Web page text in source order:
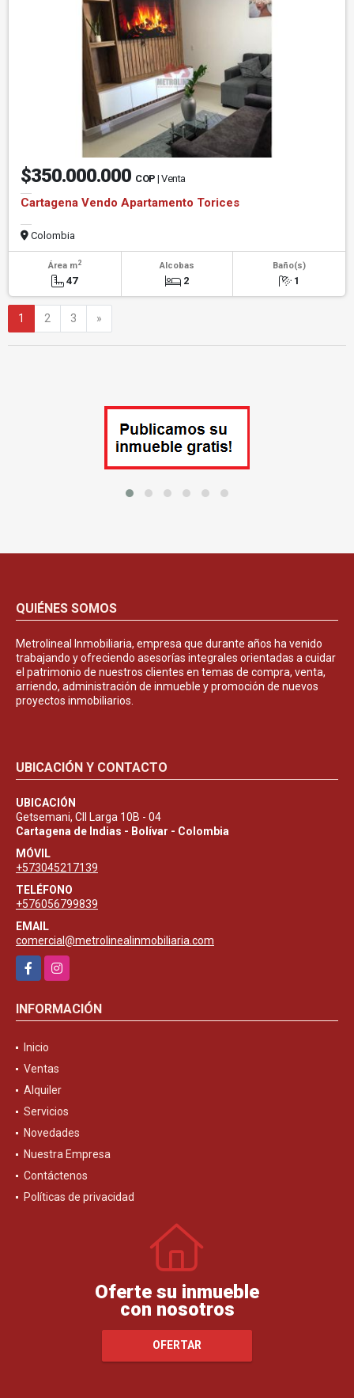
$350.000.000 COP | Venta
Cartagena Vendo Apartamento Torices
Colombia
Área m2
47
Alcobas
2
Baño(s)
1
1 2 3 »
QUIÉNES SOMOS
Metrolineal Inmobiliaria, empresa que durante años ha venido
trabajando y ofreciendo asesorías integrales orientadas a cuidar
el patrimonio de nuestros clientes en temas de compra, venta,
arriendo, administración de inmueble y promoción de nuevos
proyectos inmobiliarios.
UBICACIÓN Y CONTACTO
UBICACIÓN
Getsemani, Cll Larga 10B - 04
Cartagena de Indias - Bolívar - Colombia
MÓVIL
+573045217139
TELÉFONO
+576056799839
EMAIL
comercial@metrolinealinmobiliaria.com
FacebookInstagram
INFORMACIÓN
Inicio
Ventas
Alquiler
Servicios
Novedades
Nuestra Empresa
Contáctenos
Políticas de privacidad
Oferte su inmueble
con nosotros
OFERTAR